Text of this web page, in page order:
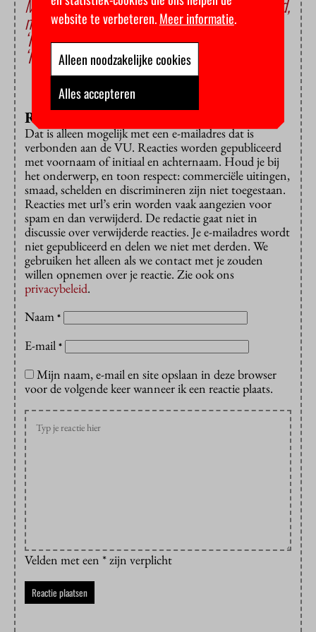
Mirjam van Praag: ‘Het was een geweldige tijd,
maar zwaarder dan ik dacht’
‘Iedereen kan dakloos worden, ik ook’
‘Ik wil dat Amnesty beter op Nederland let’
Reageren?
Dat is alleen mogelijk met een e-mailadres dat is
verbonden aan de VU. Reacties worden gepubliceerd
met voornaam of initiaal en achternaam. Houd je bij
het onderwerp, en toon respect: commerciële uitingen,
smaad, schelden en discrimineren zijn niet toegestaan.
Reacties met url’s erin worden vaak aangezien voor
spam en dan verwijderd. De redactie gaat niet in
discussie over verwijderde reacties. Je e-mailadres wordt
niet gepubliceerd en delen we niet met derden. We
gebruiken het alleen als we contact met je zouden
willen opnemen over je reactie. Zie ook ons
privacybeleid.
Naam *
E-mail *
Mijn naam, e-mail en site opslaan in deze browser
voor de volgende keer wanneer ik een reactie plaats.
Velden met een * zijn verplicht
website te verbeteren.Meer informatie.
Alleen noodzakelijke cookies
Alles accepteren